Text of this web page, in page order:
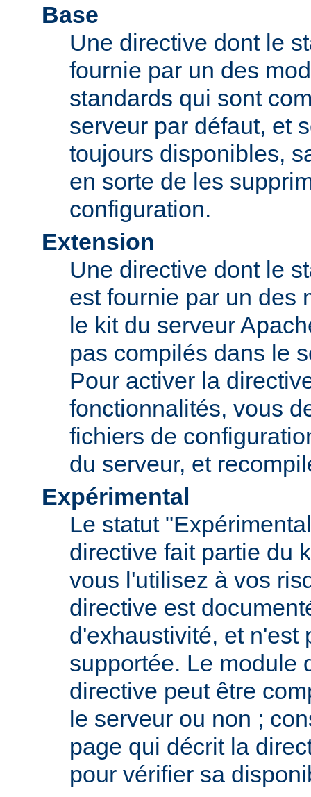
Base
Une directive dont le
fournie par un des
standards qui sont
serveur par défaut, et
toujours disponibles,
en sorte de les
configuration.
Extension
Une directive dont le
est fournie par un des
le kit du serveur
pas compilés dans le
Pour activer la
fonctionnalités, vous
fichiers de
du serveur, et
Expérimental
Le statut
directive fait partie du
vous l'utilisez à vos
directive est
d'exhaustivité, et n'est
supportée. Le module
directive peut être
le serveur ou non ;
page qui décrit la
pour vérifier sa